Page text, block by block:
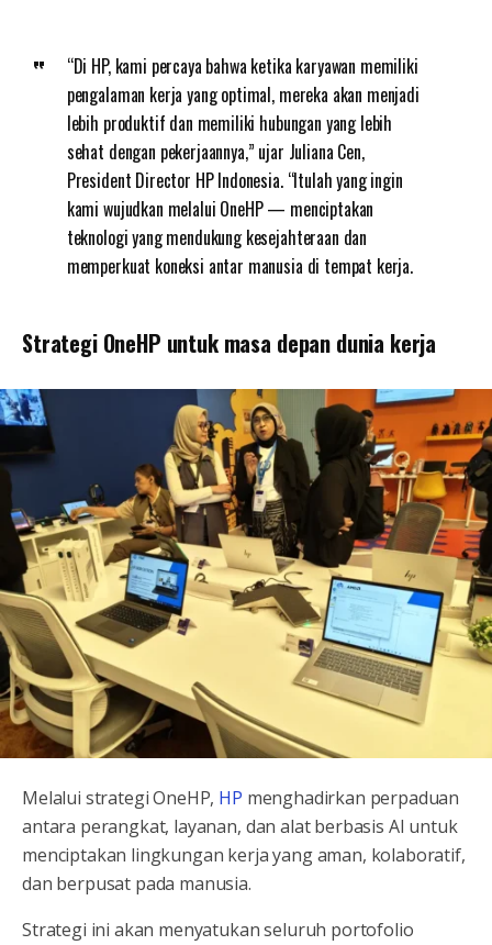
“Di HP, kami percaya bahwa ketika karyawan memiliki
pengalaman kerja yang optimal, mereka akan menjadi
lebih produktif dan memiliki hubungan yang lebih
sehat dengan pekerjaannya,” ujar Juliana Cen,
President Director HP Indonesia. “Itulah yang ingin
kami wujudkan melalui OneHP — menciptakan
teknologi yang mendukung kesejahteraan dan
memperkuat koneksi antar manusia di tempat kerja.
Strategi OneHP untuk masa depan dunia kerja
Melalui strategi OneHP, HP menghadirkan perpaduan
antara perangkat, layanan, dan alat berbasis AI untuk
menciptakan lingkungan kerja yang aman, kolaboratif,
dan berpusat pada manusia.
Strategi ini akan menyatukan seluruh portofolio